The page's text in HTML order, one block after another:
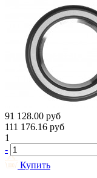
91 128.00 руб
111 176.16 руб
1
-
Купить